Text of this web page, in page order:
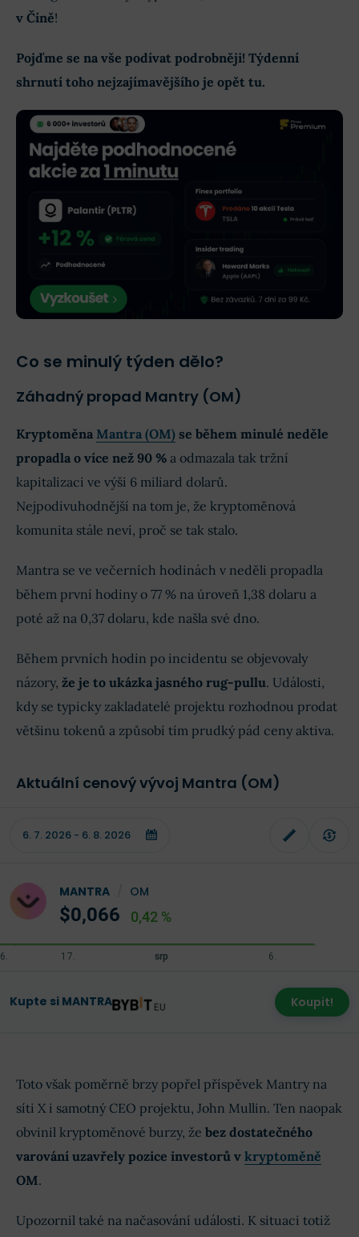
v Číně!
Pojďme se na vše podívat podrobněji! Týdenní
shrnutí toho nejzajímavějšího je opět tu.
Co se minulý týden dělo?
Záhadný propad Mantry (OM)
Kryptoměna Mantra (OM) se během minulé neděle
propadla o více než 90 % a odmazala tak tržní
kapitalizaci ve výši 6 miliard dolarů.
Nejpodivuhodnější na tom je, že kryptoměnová
komunita stále neví, proč se tak stalo.
Mantra se ve večerních hodinách v neděli propadla
během první hodiny o 77 % na úroveň 1,38 dolaru a
poté až na 0,37 dolaru, kde našla své dno.
Během prvních hodin po incidentu se objevovaly
názory, že je to ukázka jasného rug-pullu. Události,
kdy se typicky zakladatelé projektu rozhodnou prodat
většinu tokenů a způsobí tím prudký pád ceny aktiva.
Aktuální cenový vývoj Mantra (OM)
MANTRA OM
$0,066 0,42 %
Kupte si MANTRA Koupit!
Toto však poměrně brzy popřel příspěvek Mantry na
síti X i samotný CEO projektu, John Mullin. Ten naopak
obvinil kryptoměnové burzy, že bez dostatečného
varování uzavřely pozice investorů v kryptoměně
OM.
Upozornil také na načasování události. K situaci totiž